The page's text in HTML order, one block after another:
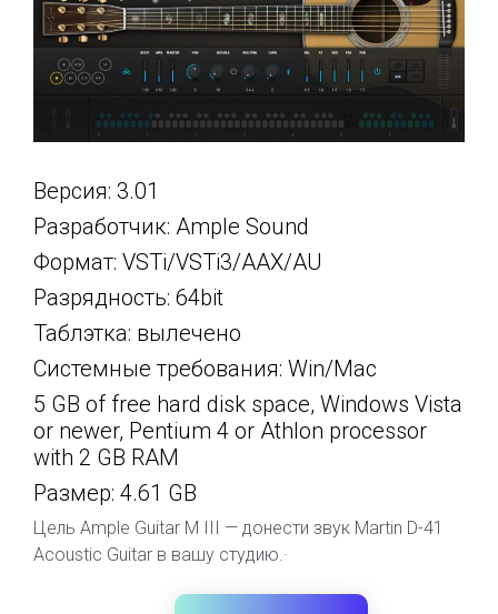
Версия: 3.01
Разработчик: Ample Sound
Формат: VSTi/VSTi3/AAX/AU
Разрядность: 64bit
Таблэтка: вылечено
Системные требования: Win/Mac
5 GB of free hard disk space, Windows Vista
or newer, Pentium 4 or Athlon processor
with 2 GB RAM
Размер: 4.61 GB
Цель Ample Guitar M III — донести звук Martin D-41
Acoustic Guitar в вашу студию.·